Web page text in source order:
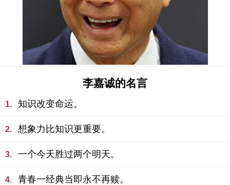
李嘉诚的名言
1. 知识改变命运。
2. 想象力比知识更重要。
3. 一个今天胜过两个明天。
4. 青春一经典当即永不再赎。